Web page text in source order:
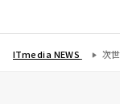
ITmedia NEWS 次